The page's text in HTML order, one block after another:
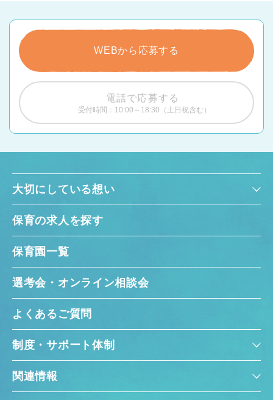
WEBから応募する
電話で応募する
受付時間：10:00～18:30（土日祝含む）
大切にしている想い
保育の求人を探す
保育園一覧
選考会・オンライン相談会
よくあるご質問
制度・サポート体制
関連情報